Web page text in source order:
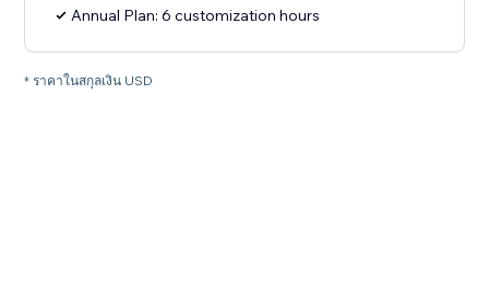
Annual Plan: 6 customization hours
* ราคาในสกุลเงิน USD